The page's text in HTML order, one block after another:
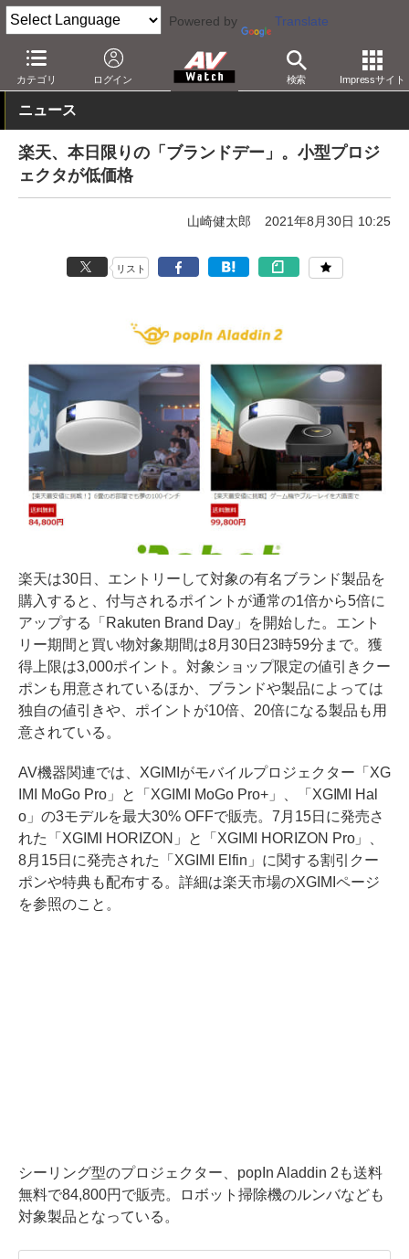
Powered by Translate
カテゴリ ログイン 検索 Impressサイト
AV Watch 動向 ショップ セール
ニュース
楽天、本日限りの「ブランドデー」。小型プロジ
ェクタが低価格
山崎健太郎 2021年8月30日 10:25
リスト
楽天は30日、エントリーして対象の有名ブランド製品を
購入すると、付与されるポイントが通常の1倍から5倍に
アップする「Rakuten Brand Day」を開始した。エント
リー期間と買い物対象期間は8月30日23時59分まで。獲
得上限は3,000ポイント。対象ショップ限定の値引きクー
ポンも用意されているほか、ブランドや製品によっては
独自の値引きや、ポイントが10倍、20倍になる製品も用
意されている。
AV機器関連では、XGIMIがモバイルプロジェクター「XG
IMI MoGo Pro」と「XGIMI MoGo Pro+」、「XGIMI Hal
o」の3モデルを最大30% OFFで販売。7月15日に発売さ
れた「XGIMI HORIZON」と「XGIMI HORIZON Pro」、
8月15日に発売された「XGIMI Elfin」に関する割引クー
ポンや特典も配布する。詳細は楽天市場のXGIMIページ
を参照のこと。
シーリング型のプロジェクター、popIn Aladdin 2も送料
無料で84,800円で販売。ロボット掃除機のルンバなども
対象製品となっている。